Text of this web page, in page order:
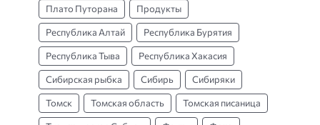
Плато Путорана Продукты
Республика Алтай Республика Бурятия
Республика Тыва Республика Хакасия
Сибирская рыбка Сибирь Сибиряки
Томск Томская область Томская писаница